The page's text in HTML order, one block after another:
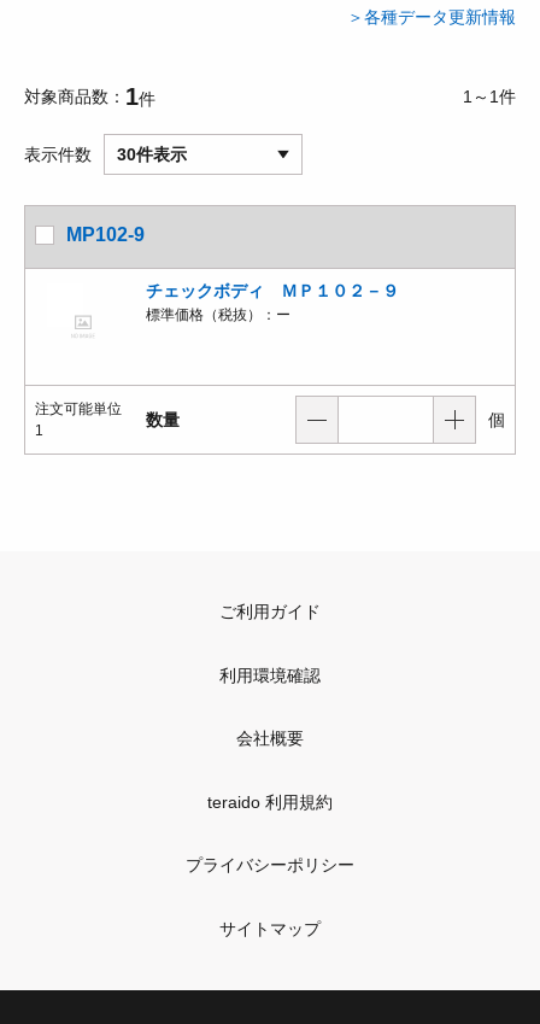
＞各種データ更新情報
対象商品数 1件 1～1件
表示件数 30件表示
MP102-9
チェックボディ ＭＰ１０２－９
標準価格（税抜）： ー
注文可能単位
1
数量 個
ご利用ガイド
利用環境確認
会社概要
teraido 利用規約
プライバシーポリシー
サイトマップ